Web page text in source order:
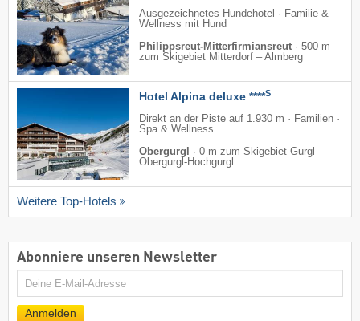
Ausgezeichnetes Hundehotel · Familie &
Wellness mit Hund
Philippsreut-Mitterfirmiansreut · 500 m
zum Skigebiet Mitterdorf – Almberg
Hotel Alpina deluxe ****S
Direkt an der Piste auf 1.930 m · Familien ·
Spa & Wellness
Obergurgl
· 0 m zum Skigebiet Gurgl –
Obergurgl-Hochgurgl
Weitere Top-Hotels
Abonniere unseren Newsletter
E-
Mail
Anmelden